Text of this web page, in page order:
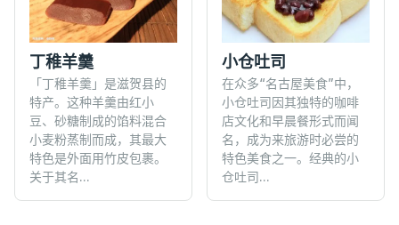
丁稚羊羹
「丁稚羊羹」是滋贺县的
特产。这种羊羹由红小
豆、砂糖制成的馅料混合
小麦粉蒸制而成，其最大
特色是外面用竹皮包裹。
关于其名...
小仓吐司
在众多“名古屋美食”中，
小仓吐司因其独特的咖啡
店文化和早晨餐形式而闻
名，成为来旅游时必尝的
特色美食之一。经典的小
仓吐司...